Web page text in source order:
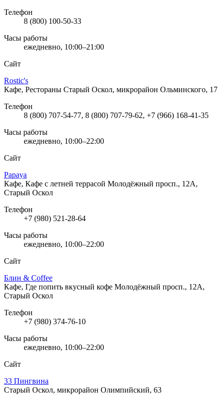
Телефон
8 (800) 100-50-33
Часы работы
ежедневно, 10:00–21:00
Сайт
Rostic's
Кафе, Рестораны Старый Оскол, микрорайон Ольминского, 17
Телефон
8 (800) 707-54-77, 8 (800) 707-79-62, +7 (966) 168-41-35
Часы работы
ежедневно, 10:00–22:00
Сайт
Papaya
Кафе, Кафе с летней террасой Молодёжный просп., 12А,
Старый Оскол
Телефон
+7 (980) 521-28-64
Часы работы
ежедневно, 10:00–22:00
Сайт
Блин & Coffee
Кафе, Где попить вкусный кофе Молодёжный просп., 12А,
Старый Оскол
Телефон
+7 (980) 374-76-10
Часы работы
ежедневно, 10:00–22:00
Сайт
33 Пингвина
Старый Оскол, микрорайон Олимпийский, 63